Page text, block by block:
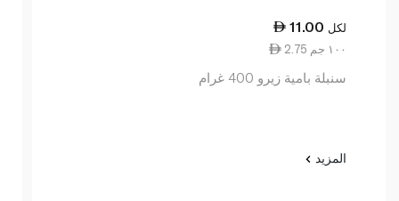
11.00 لكل
2.75 ١٠٠ جم
سنبلة بامية زيرو 400 غرام
المزيد